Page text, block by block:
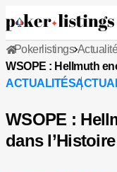
Pokerlistings
WSOPE : Hellmuth
ACTUALITÉS
WSOPE :
dans l’Histoire